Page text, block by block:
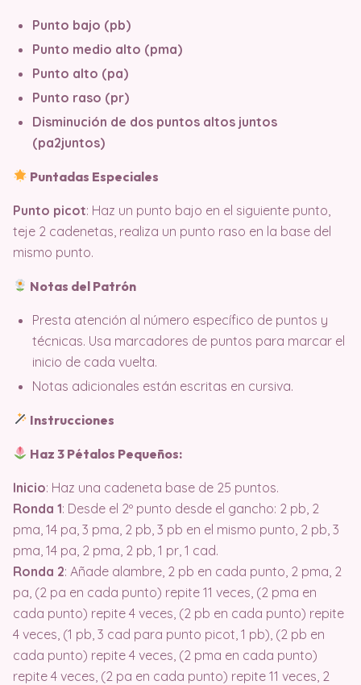
Punto bajo (pb)
Punto medio alto (pma)
Punto alto (pa)
Punto raso (pr)
Disminución de dos puntos altos juntos
(pa2juntos)
Puntadas Especiales
Punto picot: Haz un punto bajo en el siguiente punto,
teje 2 cadenetas, realiza un punto raso en la base del
mismo punto.
Notas del Patrón
Presta atención al número específico de puntos y
técnicas. Usa marcadores de puntos para marcar el
inicio de cada vuelta.
Notas adicionales están escritas en cursiva.
Instrucciones
Haz 3 Pétalos Pequeños:
Inicio: Haz una cadeneta base de 25 puntos.
Ronda 1: Desde el 2º punto desde el gancho: 2 pb, 2
pma, 14 pa, 3 pma, 2 pb, 3 pb en el mismo punto, 2 pb, 3
pma, 14 pa, 2 pma, 2 pb, 1 pr, 1 cad.
Ronda 2: Añade alambre, 2 pb en cada punto, 2 pma, 2
pa, (2 pa en cada punto) repite 11 veces, (2 pma en
cada punto) repite 4 veces, (2 pb en cada punto) repite
4 veces, (1 pb, 3 cad para punto picot, 1 pb), (2 pb en
cada punto) repite 4 veces, (2 pma en cada punto)
repite 4 veces, (2 pa en cada punto) repite 11 veces, 2